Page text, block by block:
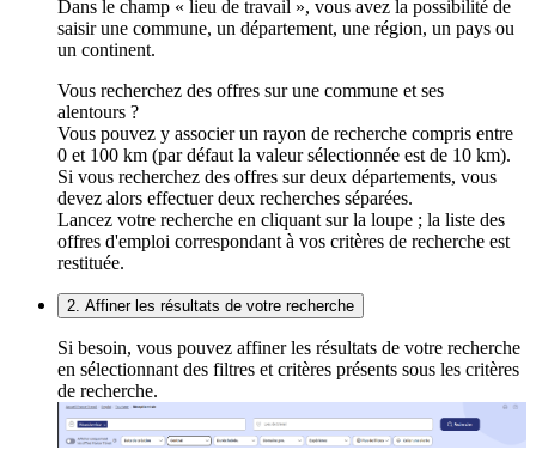
Dans le champ « lieu de travail », vous avez la possibilité de
saisir une commune, un département, une région, un pays ou
un continent.
Vous recherchez des offres sur une commune et ses
alentours ?
Vous pouvez y associer un rayon de recherche compris entre
0 et 100 km (par défaut la valeur sélectionnée est de 10 km).
Si vous recherchez des offres sur deux départements, vous
devez alors effectuer deux recherches séparées.
Lancez votre recherche en cliquant sur la loupe ; la liste des
offres d'emploi correspondant à vos critères de recherche est
restituée.
2. Affiner les résultats de votre recherche
Si besoin, vous pouvez affiner les résultats de votre recherche
en sélectionnant des filtres et critères présents sous les critères
de recherche.